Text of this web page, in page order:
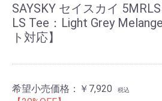
SAYSKY セイスカイ
LS Tee：Light Grey
ト対応】
希望小売価格： ￥7,920 税込